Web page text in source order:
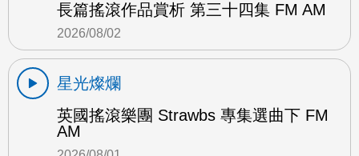
長篇搖滾作品賞析 第三十四集 FM AM
2026/08/02
星光燦爛
英國搖滾樂團 Strawbs 專集選曲下 FM
AM